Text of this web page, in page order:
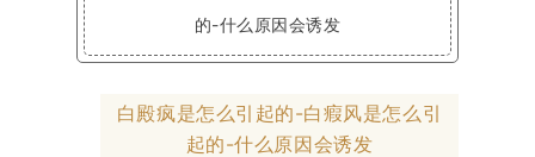
白殿疯是怎么引起的-白瘕风是怎么引
起的-什么原因会诱发